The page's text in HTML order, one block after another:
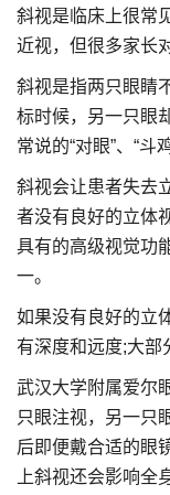
斜视是临床上很常
近视，但很多家长
斜视是指两只眼睛
标时候，另一只眼
常说的“对眼”、“斗
斜视会让患者失去
者没有良好的立体
具有的高级视觉功
一。
如果没有良好的立
有深度和远度;大部
武汉大学附属爱尔
只眼注视，另一只
后即便戴合适的眼
上斜视还会影响全